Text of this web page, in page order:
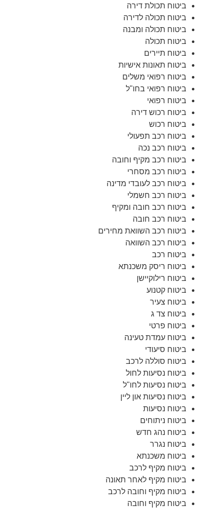
ביטוח תכולת דירה
ביטוח תכולה לדירה
ביטוח תכולה ומבנה
ביטוח תכולה
ביטוח תיירים
ביטוח תאונות אישיות
ביטוח רפואי משלים
ביטוח רפואי בחו"ל
ביטוח רפואי
ביטוח רכוש דירה
ביטוח רכוש
ביטוח רכב תפעולי
ביטוח רכב נכה
ביטוח רכב מקיף וחובה
ביטוח רכב מסחרי
ביטוח רכב לעובדי מדינה
ביטוח רכב חשמלי
ביטוח רכב חובה ומקיף
ביטוח רכב חובה
ביטוח רכב השוואת מחירים
ביטוח רכב השוואה
ביטוח רכב
ביטוח ריסק משכנתא
ביטוח רילוקיישן
ביטוח קטנוע
ביטוח צעיר
ביטוח צד ג
ביטוח פרטי
ביטוח עמדת טעינה
ביטוח סיעודי
ביטוח סוללה לרכב
ביטוח נסיעות לחול
ביטוח נסיעות לחו"ל
ביטוח נסיעות און ליין
ביטוח נסיעות
ביטוח ניתוחים
ביטוח נהג חדש
ביטוח נגרר
ביטוח משכנתא
ביטוח מקיף לרכב
ביטוח מקיף לאחר תאונה
ביטוח מקיף וחובה לרכב
ביטוח מקיף וחובה